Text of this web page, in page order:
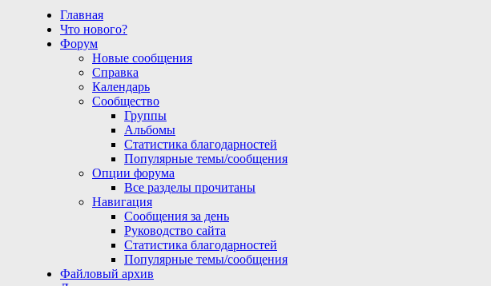
Главная
Что нового?
Форум
Новые сообщения
Справка
Календарь
Сообщество
Группы
Альбомы
Статистика благодарностей
Популярные темы/сообщения
Опции форума
Все разделы прочитаны
Навигация
Сообщения за день
Руководство сайта
Статистика благодарностей
Популярные темы/сообщения
Файловый архив